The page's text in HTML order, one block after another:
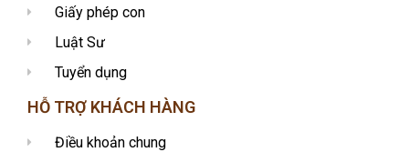
Giấy phép con
Luật Sư
Tuyển dụng
HỖ TRỢ KHÁCH HÀNG
Điều khoản chung